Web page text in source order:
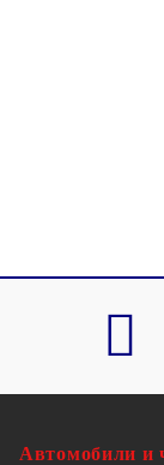
Автомобили и